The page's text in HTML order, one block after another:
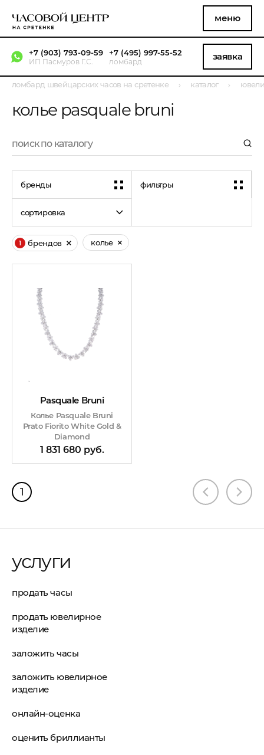
меню
+7 (903) 793-09-59
ИП Пасмуров Г.С.
+7 (495) 997-55-52
ломбард заявка
ломбард швейцарских часов на сретенке каталог
колье pasquale bruni
бренды фильтры
сортировка
1 брендов колье
Pasquale Bruni
Колье Pasquale Bruni
Рrаtо Fiorito White Gold &
Diamond
1 831 680 руб.
1
услуги
продать часы
продать ювелирное
изделие
заложить часы
заложить ювелирное
изделие
онлайн-оценка
оценить бриллианты